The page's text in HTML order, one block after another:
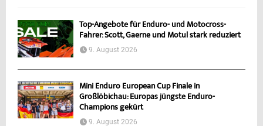
Top-Angebote für Enduro- und Motocross-
Fahrer: Scott, Gaerne und Motul stark reduziert
9. August 2026
Mini Enduro European Cup Finale in
Großlöbichau: Europas jüngste Enduro-
Champions gekürt
9. August 2026